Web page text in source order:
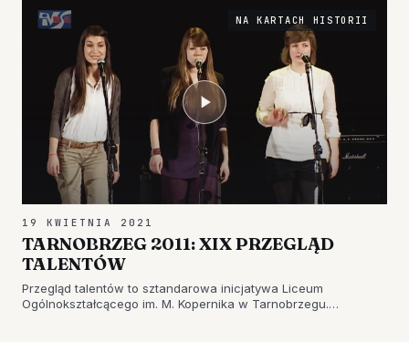
NA KARTACH HISTORII
19 KWIETNIA 2021
TARNOBRZEG 2011: XIX PRZEGLĄD
TALENTÓW
Przegląd talentów to sztandarowa inicjatywa Liceum
Ogólnokształcącego im. M. Kopernika w Tarnobrzegu.